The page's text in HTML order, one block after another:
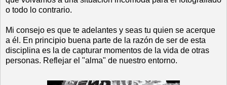
o todo lo contrario.
Mi consejo es que te adelantes y seas tu quien se acerque
a él. En principio buena parte de la razón de ser de esta
disciplina es la de capturar momentos de la vida de otras
personas. Reflejar el "alma" de nuestro entorno.